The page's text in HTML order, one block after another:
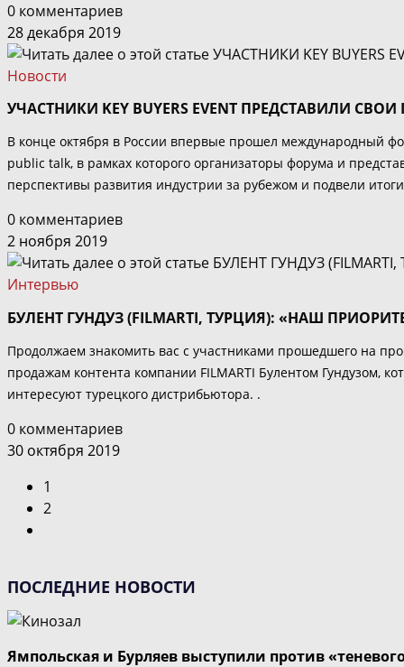
0 комментариев
28 декабря 2019
Новости
УЧАСТНИКИ KEY BUYERS EVENT ПРЕДСТАВИЛИ
В конце октября в России впервые прошел международный
public talk, в рамках которого организаторы форума и
перспективы развития индустрии за рубежом и подвели
0 комментариев
2 ноября 2019
Интервью
БУЛЕНТ ГУНДУЗ (FILMARTI, ТУРЦИЯ): «НАШ
Продолжаем знакомить вас с участниками прошедшего на
продажам контента компании FILMARTI Булентом Гундузом,
интересуют турецкого дистрибьютора. .
0 комментариев
30 октября 2019
1
2
страницу
ПОСЛЕДНИЕ НОВОСТИ
Ямпольская и Бурляев выступили против